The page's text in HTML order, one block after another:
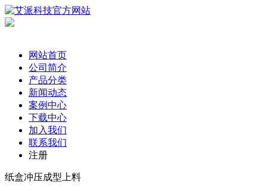
网站首页
公司简介
产品分类
新闻动态
案例中心
下载中心
加入我们
联系我们
注册
纸盒冲压成型上料